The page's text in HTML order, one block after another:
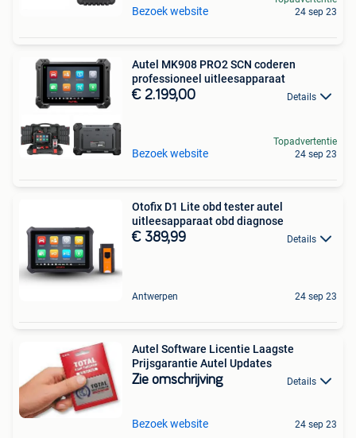
Bezoek website
24 sep 23
Autel MK908 PRO2 SCN coderen
professioneel uitleesapparaat
€ 2.199,00 Details
Bezoek website
Topadvertentie
24 sep 23
Otofix D1 Lite obd tester autel
uitleesapparaat obd diagnose
€ 389,99 Details
Antwerpen 24 sep 23
Autel Software Licentie Laagste
Prijsgarantie Autel Updates
Zie omschrijving Details
Bezoek website 24 sep 23